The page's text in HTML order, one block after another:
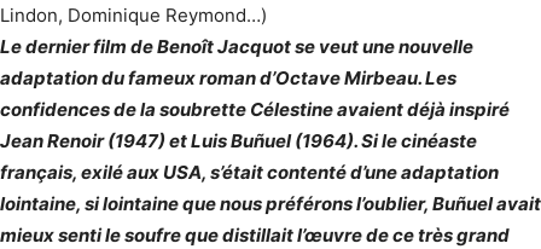
Lindon, Dominique Reymond…)
Le dernier film de Benoît Jacquot se veut une nouvelle
adaptation du fameux roman d’Octave Mirbeau. Les
confidences de la soubrette Célestine avaient déjà inspiré
Jean Renoir (1947) et Luis Buñuel (1964). Si le cinéaste
français, exilé aux USA, s’était contenté d’une adaptation
lointaine, si lointaine que nous préférons l’oublier, Buñuel avait
mieux senti le soufre que distillait l’œuvre de ce très grand